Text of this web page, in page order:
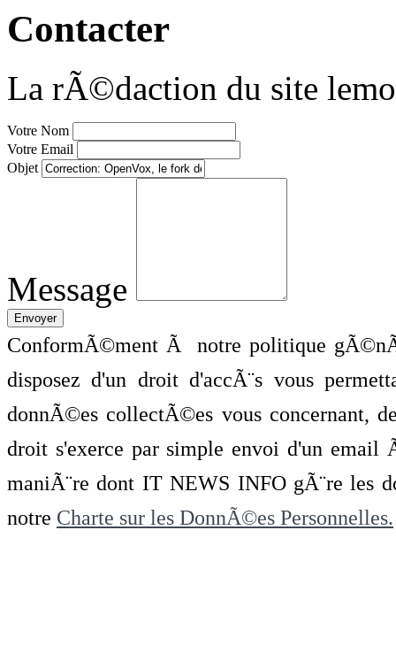
Contacter
La rÃ©daction du site
Votre Nom
Votre Email
Objet
Message
ConformÃ©ment Ã notre politique
disposez d'un droit d'accÃ¨s vous
donnÃ©es collectÃ©es vous concernant,
droit s'exerce par simple envoi d'un
maniÃ¨re dont IT NEWS INFO gÃ¨re les
notre Charte sur les DonnÃ©es Personnelles.